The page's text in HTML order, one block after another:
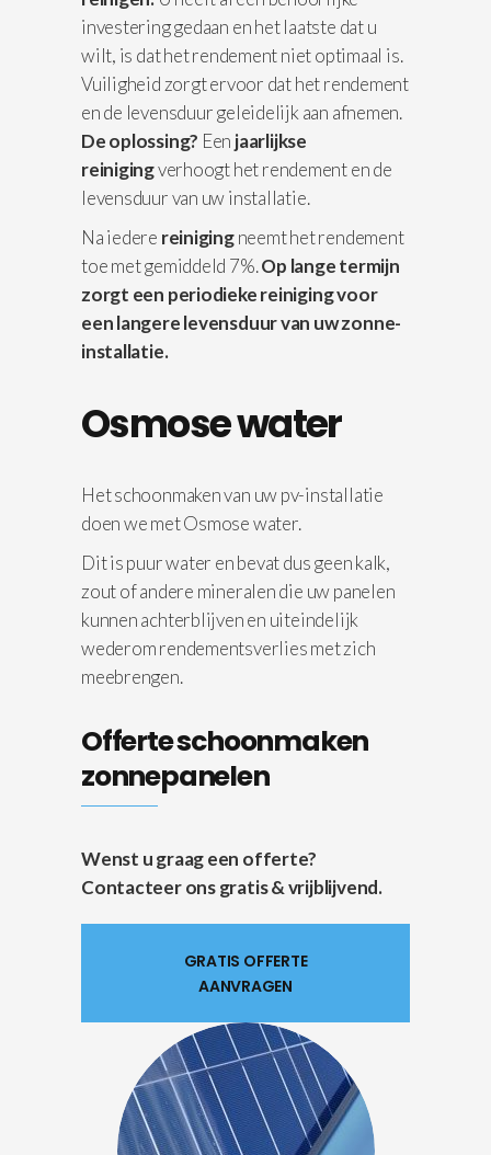
investering gedaan en het laatste dat u
wilt, is dat het rendement niet optimaal is.
Vuiligheid zorgt ervoor dat het rendement
en de levensduur geleidelijk aan afnemen.
De oplossing? Een jaarlijkse
reinigingverhoogt het rendement en de
levensduur van uw installatie.
Na iedere reinigingneemt het rendement
toe met gemiddeld 7%.Op lange termijn
zorgt een periodieke reiniging voor
een langere levensduur van uw zonne-
installatie.
Osmose water
Het schoonmaken van uw pv-installatie
doen we met Osmose water.
Dit is puur water en bevat dus geen kalk,
zout of andere mineralen die uw panelen
kunnen achterblijven en uiteindelijk
wederom rendementsverlies met zich
meebrengen.
Offerte schoonmaken
zonnepanelen
Wenst u graag een offerte?
Contacteer ons gratis & vrijblijvend.
GRATIS OFFERTE
AANVRAGEN